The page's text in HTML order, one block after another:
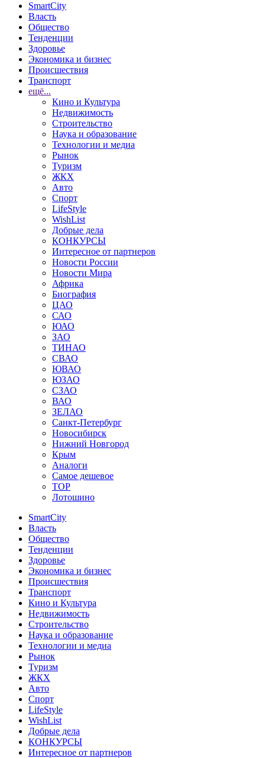
SmartCity
Власть
Общество
Тенденции
Здоровье
Экономика и бизнес
Происшествия
Транспорт
ещё...
Кино и Культура
Недвижимость
Строительство
Наука и образование
Технологии и медиа
Рынок
Туризм
ЖКХ
Авто
Спорт
LifeStyle
WishList
Добрые дела
КОНКУРСЫ
Интересное от партнеров
Новости России
Новости Мира
Африка
Биография
ЦАО
САО
ЮАО
ЗАО
ТИНАО
СВАО
ЮВАО
ЮЗАО
СЗАО
ВАО
ЗЕЛАО
Санкт-Петербург
Новосибирск
Нижний Новгород
Крым
Аналоги
Самое дешевое
TOP
Лотошино
SmartCity
Власть
Общество
Тенденции
Здоровье
Экономика и бизнес
Происшествия
Транспорт
Кино и Культура
Недвижимость
Строительство
Наука и образование
Технологии и медиа
Рынок
Туризм
ЖКХ
Авто
Спорт
LifeStyle
WishList
Добрые дела
КОНКУРСЫ
Интересное от партнеров